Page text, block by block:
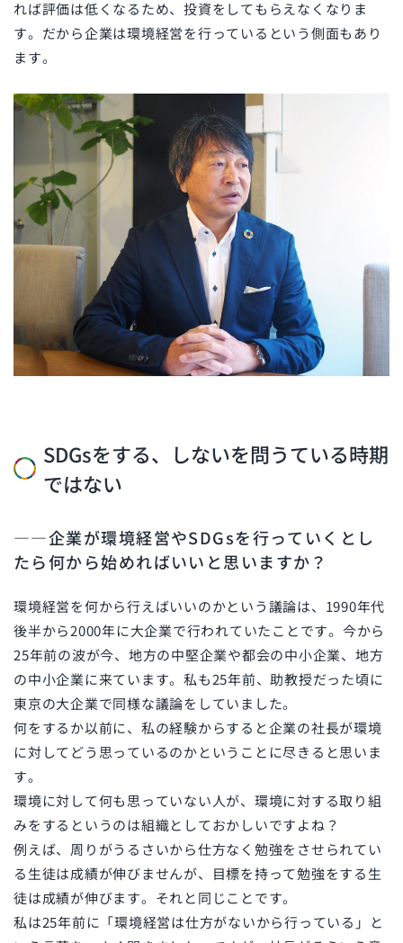
れば評価は低くなるため、投資をしてもらえなくなりま
す。だから企業は環境経営を行っているという側面もあり
ます。
SDGsをする、しないを問うている時期
ではない
――企業が環境経営やSDGsを行っていくとし
たら何から始めればいいと思いますか？
環境経営を何から行えばいいのかという議論は、 1990年代
後半から2000年に大企業で行われていたことです。今から
25年前の波が今、地方の中堅企業や都会の中小企業、地方
の中小企業に来ています。私も25年前、助教授だった頃に
東京の大企業で同様な議論をしていました。
何をするか以前に、私の経験からすると企業の社長が環境
に対してどう思っているのかということに尽きると思いま
す。
環境に対して何も思っていない人が、環境に対する取り組
みをするというのは組織としておかしいですよね？
例えば、周りがうるさいから仕方なく勉強をさせられてい
る生徒は成績が伸びませんが、目標を持って勉強をする生
徒は成績が伸びます。それと同じことです。
私は25年前に「環境経営は仕方がないから行っている」と